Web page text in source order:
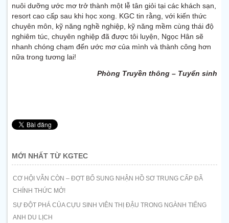
nuôi dưỡng ước mơ trở thành một lễ tân giỏi tại các khách sạn,
resort cao cấp sau khi học xong. KGC tin rằng, với kiến thức
chuyên môn, kỹ năng nghề nghiệp, kỹ năng mềm cùng thái độ
nghiêm túc, chuyên nghiệp đã được tôi luyện, Ngọc Hân sẽ
nhanh chóng chạm đến ước mơ của mình và thành công hơn
nữa trong tương lai!
Phòng Truyền thông – Tuyển sinh
MỚI NHẤT TỪ KGTEC
CƠ HỘI VẪN CÒN – ĐỢT BỔ SUNG NHẬN HỒ SƠ TRUNG CẤP ĐÃ
CHÍNH THỨC MỞ!
SỰ ĐỘT PHÁ CỦA CỰU SINH VIÊN THỊ ĐẬU TRONG NGÀNH TIẾNG
ANH DU LỊCH